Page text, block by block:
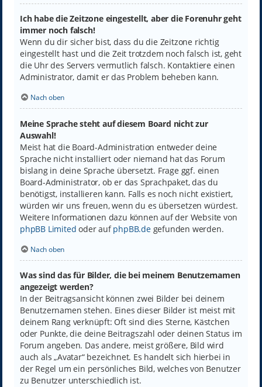
Ich habe die Zeitzone eingestellt, aber die Forenuhr geht
immer noch falsch!
Wenn du dir sicher bist, dass du die Zeitzone richtig
eingestellt hast und die Zeit trotzdem noch falsch ist, geht
die Uhr des Servers vermutlich falsch. Kontaktiere einen
Administrator, damit er das Problem beheben kann.
Nach oben
Meine Sprache steht auf diesem Board nicht zur
Auswahl!
Meist hat die Board-Administration entweder deine
Sprache nicht installiert oder niemand hat das Forum
bislang in deine Sprache übersetzt. Frage ggf. einen
Board-Administrator, ob er das Sprachpaket, das du
benötigst, installieren kann. Falls es noch nicht existiert,
würden wir uns freuen, wenn du es übersetzen würdest.
Weitere Informationen dazu können auf der Website von
phpBB Limited oder aufphpBB.degefunden werden.
Nach oben
Was sind das für Bilder, die bei meinem Benutzernamen
angezeigt werden?
In der Beitragsansicht können zwei Bilder bei deinem
Benutzernamen stehen. Eines dieser Bilder ist meist mit
deinem Rang verknüpft: Oft sind dies Sterne, Kästchen
oder Punkte, die deine Beitragszahl oder deinen Status im
Forum angeben. Das andere, meist größere, Bild wird
auch als „Avatar“ bezeichnet. Es handelt sich hierbei in
der Regel um ein persönliches Bild, welches von Benutzer
zu Benutzer unterschiedlich ist.